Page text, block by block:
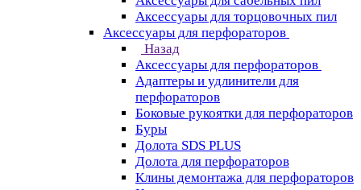
Аксессуары для торцовочных пил
Аксессуары для перфораторов
Назад
Аксессуары для перфораторов
Адаптеры и удлинители для
перфораторов
Боковые рукоятки для перфораторов
Буры
Долота SDS PLUS
Долота для перфораторов
Клины демонтажа для перфораторов